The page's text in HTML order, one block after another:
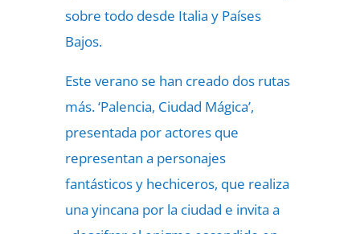
sobre todo desde Italia y Países
Bajos.
Este verano se han creado dos rutas
más. ‘Palencia, Ciudad Mágica’,
presentada por actores que
representan a personajes
fantásticos y hechiceros, que realiza
una yincana por la ciudad e invita a